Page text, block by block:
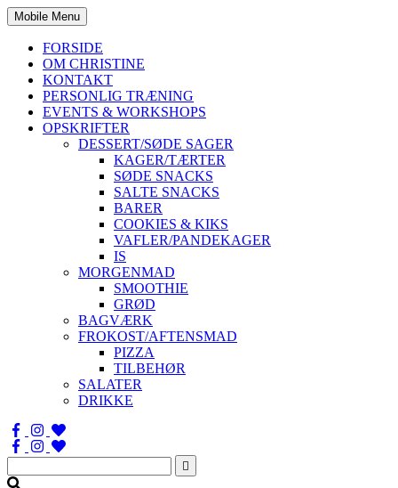
Mobile Menu
FORSIDE
OM CHRISTINE
KONTAKT
PERSONLIG TRÆNING
EVENTS & WORKSHOPS
OPSKRIFTER
DESSERT/SØDE SAGER
KAGER/TÆRTER
SØDE SNACKS
SALTE SNACKS
BARER
COOKIES & KIKS
VAFLER/PANDEKAGER
IS
MORGENMAD
SMOOTHIE
GRØD
BAGVÆRK
FROKOST/AFTENSMAD
PIZZA
TILBEHØR
SALATER
DRIKKE
Søg
efter: